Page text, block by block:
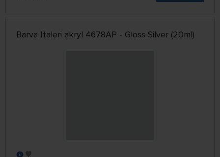
Barva Italeri akryl 4678AP - Gloss Silver (20ml)